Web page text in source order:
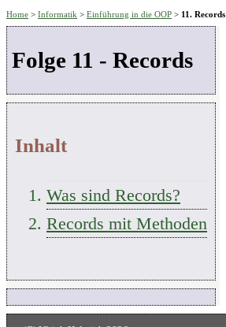
Home > Informatik > Einführung in die OOP > 11. Records
Folge 11 - Records
Inhalt
Was sind Records?
Records mit Methoden